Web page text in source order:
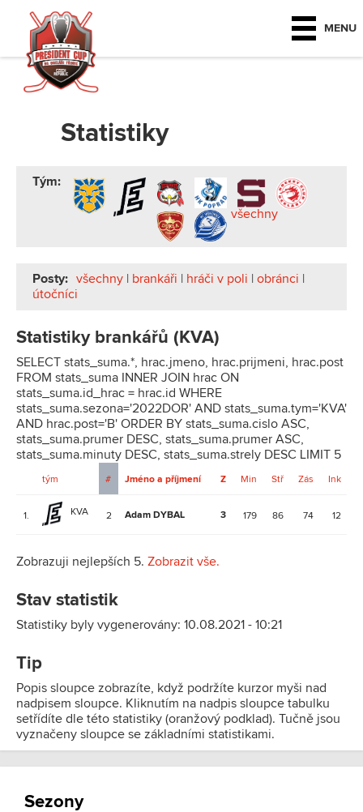
MENU
Statistiky
Tým:
všechny
Posty: všechny | brankáři | hráči v poli | obránci |
útočníci
Statistiky brankářů (KVA)
SELECT stats_suma.*, hrac.jmeno, hrac.prijmeni, hrac.post
FROM stats_suma INNER JOIN hrac ON
stats_suma.id_hrac = hrac.id WHERE
stats_suma.sezona='2022DOR' AND stats_suma.tym='KVA'
AND hrac.post='B' ORDER BY stats_suma.cislo ASC,
stats_suma.prumer DESC, stats_suma.prumer ASC,
stats_suma.minuty DESC, stats_suma.strely DESC LIMIT 5
tým # Jméno a příjmení Z Min Stř Zás Ink
1. KVA 2 Adam DYBAL 3 179 86 74 12
Zobrazuji nejlepších 5. Zobrazit vše.
Stav statistik
Statistiky byly vygenerovány: 10.08.2021 - 10:21
Tip
Popis sloupce zobrazíte, když podržíte kurzor myši nad
nadpisem sloupce. Kliknutím na nadpis sloupce tabulku
setřídíte dle této statistiky (oranžový podklad). Tučně jsou
vyznačeny sloupce se základními statistikami.
Sezony